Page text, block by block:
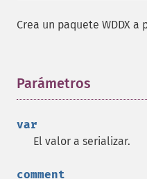
Crea un paquete WDDX
Parámetros
var
El valor a serializar.
comment